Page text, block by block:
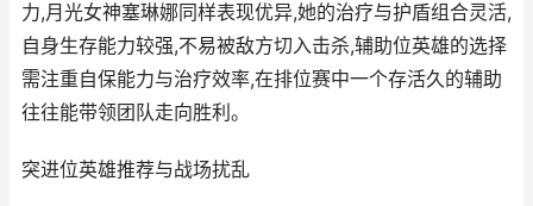
力,月光女神塞琳娜同样表现优异,她的治疗与护盾组合灵活,
自身生存能力较强,不易被敌方切入击杀,辅助位英雄的选择
需注重自保能力与治疗效率,在排位赛中一个存活久的辅助
往往能带领团队走向胜利。
突进位英雄推荐与战场扰乱